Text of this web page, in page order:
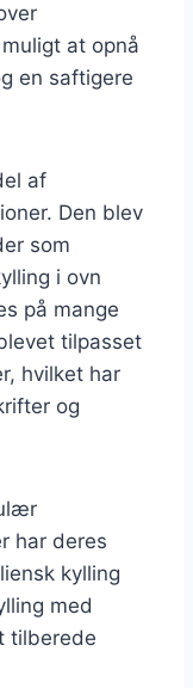
at opnå
en saftigere
af
Den blev
som
i ovn
på mange
tilpasset
hvilket har
og
har deres
kylling
med
tilberede